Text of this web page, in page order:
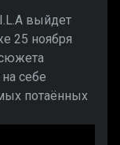
выйдет
25 ноября
себе
потаённых